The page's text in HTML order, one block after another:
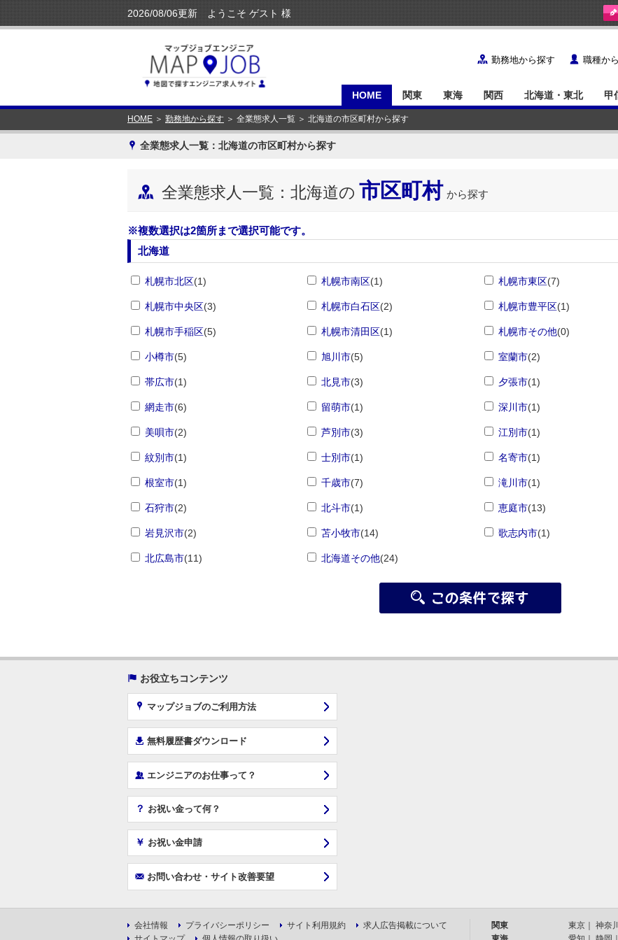
y 勤務地から探す ˙ 職種か
HOME 関東 東海 関西 北海道・東北 甲
HOME ＞ 勤務地から探す ＞ 全業態求人一覧 ＞ 北海道の市区町村から探す
x 全業態求人一覧：北海道の市区町村から探す
y 全業態求人一覧：北海道の 市区町村 から探す
※複数選択は2箇所まで選択可能です。
北海道
札幌市北区(1) 札幌市南区(1) 札幌市東区(7)
札幌市中央区(3) 札幌市白石区(2) 札幌市豊平区(1)
札幌市手稲区(5) 札幌市清田区(1) 札幌市その他(0)
小樽市(5) 旭川市(5) 室蘭市(2)
帯広市(1) 北見市(3) 夕張市(1)
網走市(6) 留萌市(1) 深川市(1)
美唄市(2) 芦別市(3) 江別市(1)
紋別市(1) 士別市(1) 名寄市(1)
根室市(1) 千歳市(7) 滝川市(1)
石狩市(2) 北斗市(1) 恵庭市(13)
岩見沢市(2) 苫小牧市(14) 歌志内市(1)
北広島市(11) 北海道その他(24)
( お役立ちコンテンツ
x マップジョブのご利用方法
í 無料履歴書ダウンロード
‰ エンジニアのお仕事って？
？ お祝い金って何？
￥ お祝い金申請
F お問い合わせ・サイト改善要望
会社情報 プライバシーポリシー サイト利用規約
求人広告掲載について
関東 東京 神奈川